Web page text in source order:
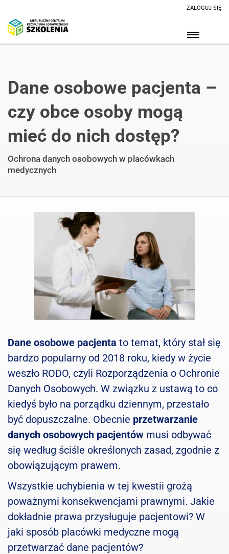
ZALOGUJ SIĘ
Dane osobowe pacjenta –
czy obce osoby mogą
mieć do nich dostęp?
Ochrona danych osobowych w placówkach
medycznych
Dane osobowe pacjenta to temat, który stał się
bardzo popularny od 2018 roku, kiedy w życie
weszło RODO, czyli Rozporządzenia o Ochronie
Danych Osobowych. W związku z ustawą to co
kiedyś było na porządku dziennym, przestało
być dopuszczalne. Obecnie przetwarzanie
danych osobowych pacjentów musi odbywać
się według ściśle określonych zasad, zgodnie z
obowiązującym prawem.
Wszystkie uchybienia w tej kwestii grożą
poważnymi konsekwencjami prawnymi. Jakie
dokładnie prawa przysługuje pacjentowi? W
jaki sposób placówki medyczne mogą
przetwarzać dane pacjentów?